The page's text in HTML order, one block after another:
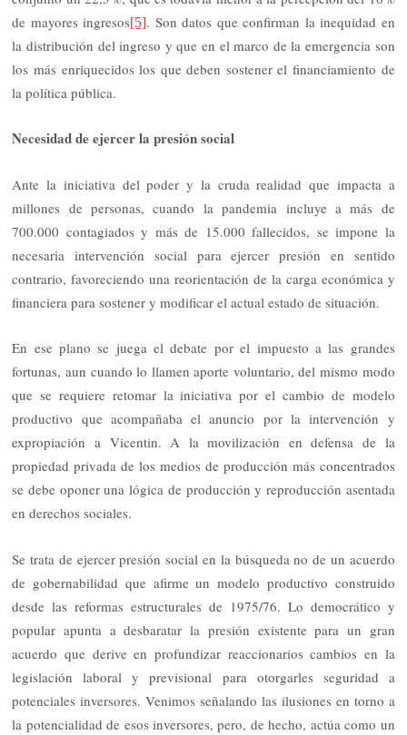
de mayores ingresos[5]. Son datos que confirman la inequidad en
la distribución del ingreso y que en el marco de la emergencia son
los más enriquecidos los que deben sostener el financiamiento de
la política pública.
Necesidad de ejercer la presión social
Ante la iniciativa del poder y la cruda realidad que impacta a
millones de personas, cuando la pandemia incluye a más de
700.000 contagiados y más de 15.000 fallecidos, se impone la
necesaria intervención social para ejercer presión en sentido
contrario, favoreciendo una reorientación de la carga económica y
financiera para sostener y modificar el actual estado de situación.
En ese plano se juega el debate por el impuesto a las grandes
fortunas, aun cuando lo llamen aporte voluntario, del mismo modo
que se requiere retomar la iniciativa por el cambio de modelo
productivo que acompañaba el anuncio por la intervención y
expropiación a Vicentin. A la movilización en defensa de la
propiedad privada de los medios de producción más concentrados
se debe oponer una lógica de producción y reproducción asentada
en derechos sociales.
Se trata de ejercer presión social en la búsqueda no de un acuerdo
de gobernabilidad que afirme un modelo productivo construido
desde las reformas estructurales de 1975/76. Lo democrático y
popular apunta a desbaratar la presión existente para un gran
acuerdo que derive en profundizar reaccionarios cambios en la
legislación laboral y previsional para otorgarles seguridad a
potenciales inversores. Venimos señalando las ilusiones en torno a
la potencialidad de esos inversores, pero, de hecho, actúa como un